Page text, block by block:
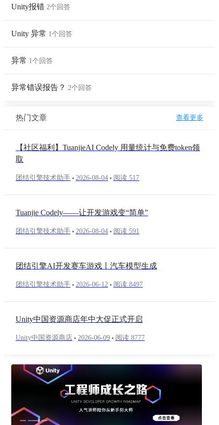
Unity报错 2个回答
Unity 异常 1个回答
异常 1个回答
异常错误报告？ 2个回答
热门文章 查看更多
【社区福利】TuanjieAI Codely 用量统计与免费token领
取
团结引擎技术助手 2026-08-04 阅读 517
Tuanjie Codely——让开发游戏变“简单”
团结引擎技术助手 2026-08-04 阅读 591
团结引擎AI开发赛车游戏丨汽车模型生成
团结引擎技术助手 2026-06-12 阅读 8497
Unity中国资源商店年中大促正式开启
Unity中国资源商店 2026-06-09 阅读 8777